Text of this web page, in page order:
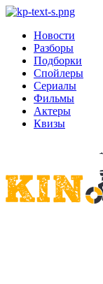
Новости
Разборы
Подборки
Спойлеры
Сериалы
Фильмы
Актеры
Квизы